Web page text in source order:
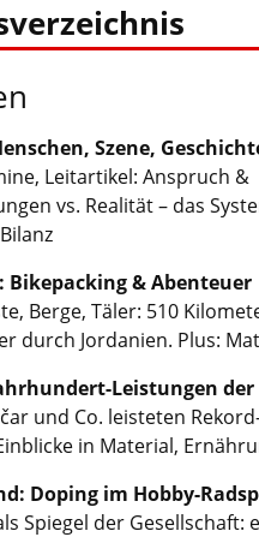
Szene,
Leitartikel: Anspruch &
vs. Realität – das
Bikepacking & Abenteuer
Berge, Täler: 510
durch Jordanien. Plus:
Leistungen der
und Co. leisteten
in Material,
Doping im Hobby-
Spiegel der Gesellschaft: